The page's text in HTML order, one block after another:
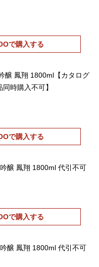
で購入する
醸 鳳翔 1800ml【カタログ
時購入不可】
で購入する
醸 鳳翔 1800ml 代引不可
で購入する
醸 鳳翔 1800ml 代引不可